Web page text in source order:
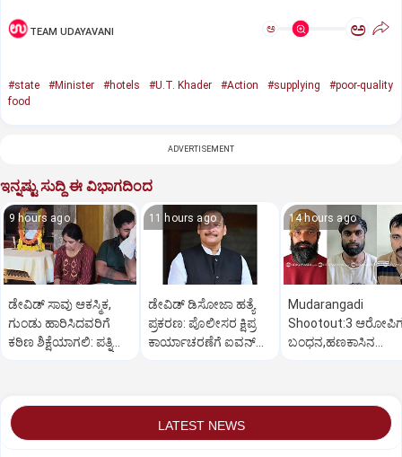
TEAM UDAYAVANI ಅ ಅ
#state #Minister #hotels #U.T. Khader #Action #supplying
#poor-quality
food
ADVERTISEMENT
ಇನ್ನಷ್ಟು ಸುದ್ದಿ ಈ ವಿಭಾಗದಿಂದ
9 hours ago
ಡೇವಿಡ್ ಸಾವು ಆಕಸ್ಮಿಕ,
ಗುಂಡು ಹಾರಿಸಿದವರಿಗೆ
ಕಠಿಣ ಶಿಕ್ಷೆಯಾಗಲಿ: ಪತ್ನಿ
11 hours ago
ಡೇವಿಡ್ ಡಿಸೋಜಾ ಹತ್ಯೆ
ಪ್ರಕರಣ: ಪೊಲೀಸರ ಕ್ಷಿಪ್ರ
ಕಾರ್ಯಾಚರಣೆಗೆ ಐವನ್
14 hours ago
Mudarangadi
Shootout:‌3
ಬಂಧನ,ಹಣಕಾಸಿನ
LATEST NEWS